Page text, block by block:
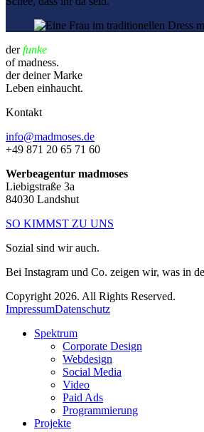
derfunke
of madness.
der deiner Marke
Leben einhaucht.
Kontakt
info@madmoses.de
+49 871 20 65 71 60
Werbeagentur madmoses
Liebigstraße 3a
84030 Landshut
SO KIMMST ZU UNS
Sozial sind wir auch.
Bei Instagram und Co. zeigen wir, was in
Copyright 2026. All Rights Reserved.
ImpressumDatenschutz
Spektrum
Corporate Design
Webdesign
Social Media
Video
Paid Ads
Programmierung
Projekte